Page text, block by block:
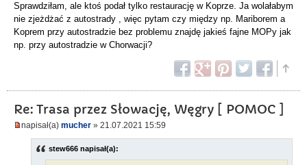
Sprawdziłam, ale ktoś podał tylko restaurację w Koprze. Ja wolałabym
nie zjeżdżać z autostrady , więc pytam czy między np. Mariborem a
Koprem przy autostradzie bez problemu znajdę jakieś fajne MOPy jak
np. przy autostradzie w Chorwacji?
Re: Trasa przez Słowację, Węgry [ POMOC ]
napisał(a) mucher » 21.07.2021 15:59
stew666 napisał(a):